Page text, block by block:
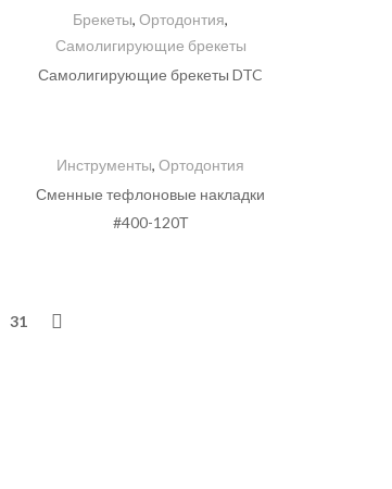
Брекеты,Ортодонтия,
Самолигирующие брекеты
Самолигирующие брекеты DTC
Инструменты,Ортодонтия
Сменные тефлоновые накладки
#400-120Т
31